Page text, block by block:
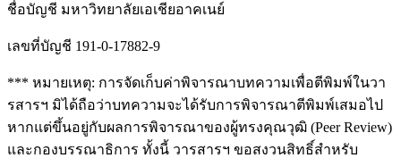
ชื่อบัญชี มหาวิทยาลัยเอเชียอาคเนย์
เลขที่บัญชี 191-0-17882-9
*** หมายเหตุ: การจัดเก็บค่าพิจารณาบทความเพื่อตีพิมพ์ในวา
รสารฯ มิได้ถือว่าบทความจะได้รับการพิจารณาตีพิมพ์เสมอไป
หากแต่ขึ้นอยู่กับผลการพิจารณาของผู้ทรงคุณวุฒิ (Peer Review)
และกองบรรณาธิการ ทั้งนี้ วารสารฯ ขอสงวนสิทธิ์สำหรับ